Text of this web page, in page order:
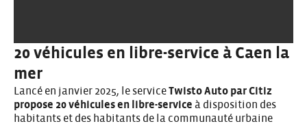
20 véhicules en libre-service à Caen la
mer
Lancé en janvier 2025, le serviceTwisto Auto par Citiz
propose 20 véhicules en libre-service à disposition des
habitants et des habitants de la communauté urbaine